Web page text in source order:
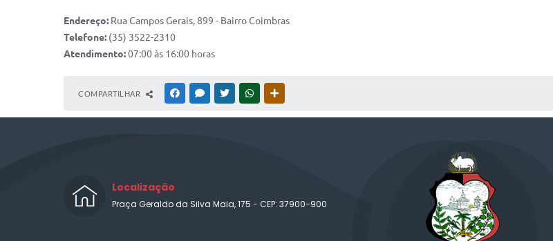
Endereço: Rua Campos Gerais, 899 - Bairro Coimbras
Telefone: (35) 3522-2310
Atendimento:07:00 às 16:00 horas
COMPARTILHAR FACEBOOKMESSENGER
TWITTERWHATSAPP
Localização
Praça Geraldo da Silva Maia, 175 - CEP: 37900-900